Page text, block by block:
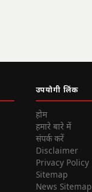
उपयोगी लिंक
होम
हमारे बारे में
संपर्क करें
Disclaimer
Privacy Policy
Sitemap
News Sitemap